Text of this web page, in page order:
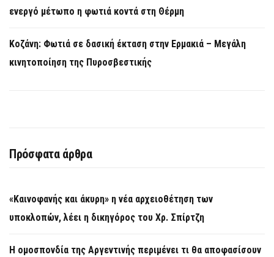
ενεργό μέτωπο η φωτιά κοντά στη Θέρμη
Κοζάνη: Φωτιά σε δασική έκταση στην Ερμακιά – Μεγάλη
κινητοποίηση της Πυροσβεστικής
Πρόσφατα άρθρα
«Καινοφανής και άκυρη» η νέα αρχειοθέτηση των
υποκλοπών, λέει η δικηγόρος του Χρ. Σπίρτζη
Η ομοσπονδία της Αργεντινής περιμένει τι θα αποφασίσουν